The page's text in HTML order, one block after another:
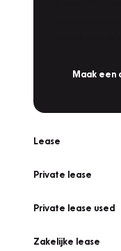
Maak een
Lease
Private lease
Private lease used
Zakelijke lease